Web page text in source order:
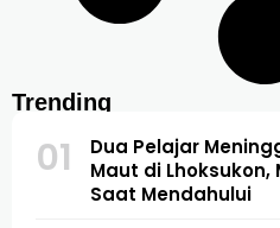
Trending
01
Dua Pelajar
Maut di
Saat Mendahului